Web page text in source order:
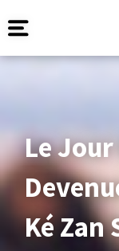
Le Jour
Ké Zan